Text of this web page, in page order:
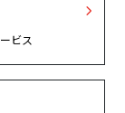
ビス